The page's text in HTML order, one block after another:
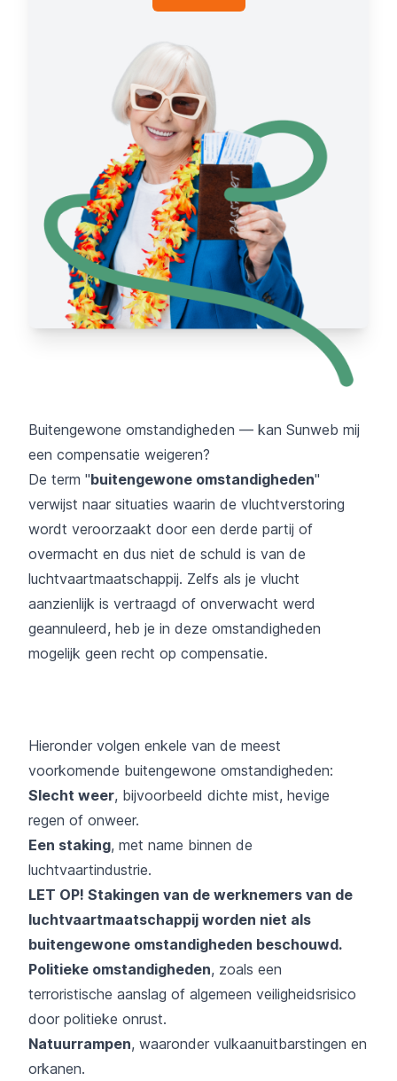
Buitengewone omstandigheden — kan Sunweb mij
een compensatie weigeren?
De term "buitengewone omstandigheden"
verwijst naar situaties waarin de vluchtverstoring
wordt veroorzaakt door een derde partij of
overmacht en dus niet de schuld is van de
luchtvaartmaatschappij. Zelfs als je vlucht
aanzienlijk is vertraagd of onverwacht werd
geannuleerd, heb je in deze omstandigheden
mogelijk geen recht op compensatie.
Hieronder volgen enkele van de meest
voorkomende buitengewone omstandigheden:
Slecht weer, bijvoorbeeld dichte mist, hevige
regen of onweer.
Een staking, met name binnen de
luchtvaartindustrie.
LET OP! Stakingen van de werknemers van de
luchtvaartmaatschappij worden niet als
buitengewone omstandigheden beschouwd.
Politieke omstandigheden, zoals een
terroristische aanslag of algemeen veiligheidsrisico
door politieke onrust.
Natuurrampen, waaronder vulkaanuitbarstingen en
orkanen.